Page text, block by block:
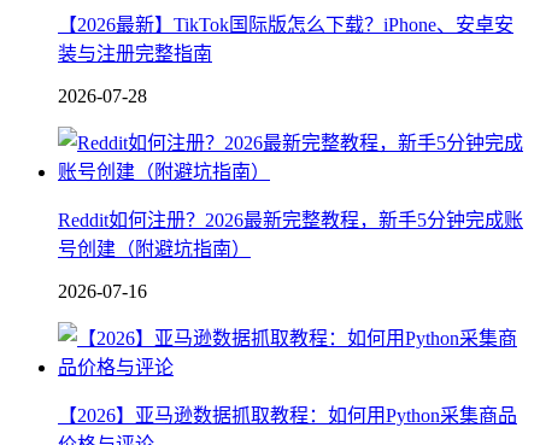
【2026最新】TikTok国际版怎么下载？iPhone、安卓安
装与注册完整指南
2026-07-28
Reddit如何注册？2026最新完整教程，新手5分钟完成账
号创建（附避坑指南）
2026-07-16
【2026】亚马逊数据抓取教程：如何用Python采集商品